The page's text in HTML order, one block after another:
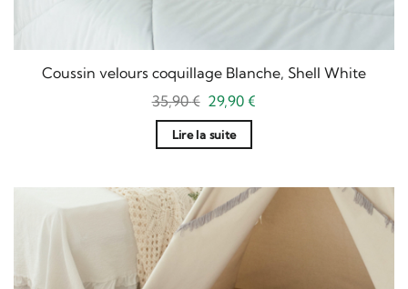
Coussin velours coquillage Blanche, Shell White
35,90€ Le
initial
était :
29,90€
Lire la suite